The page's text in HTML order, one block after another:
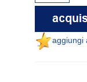
aggiungi